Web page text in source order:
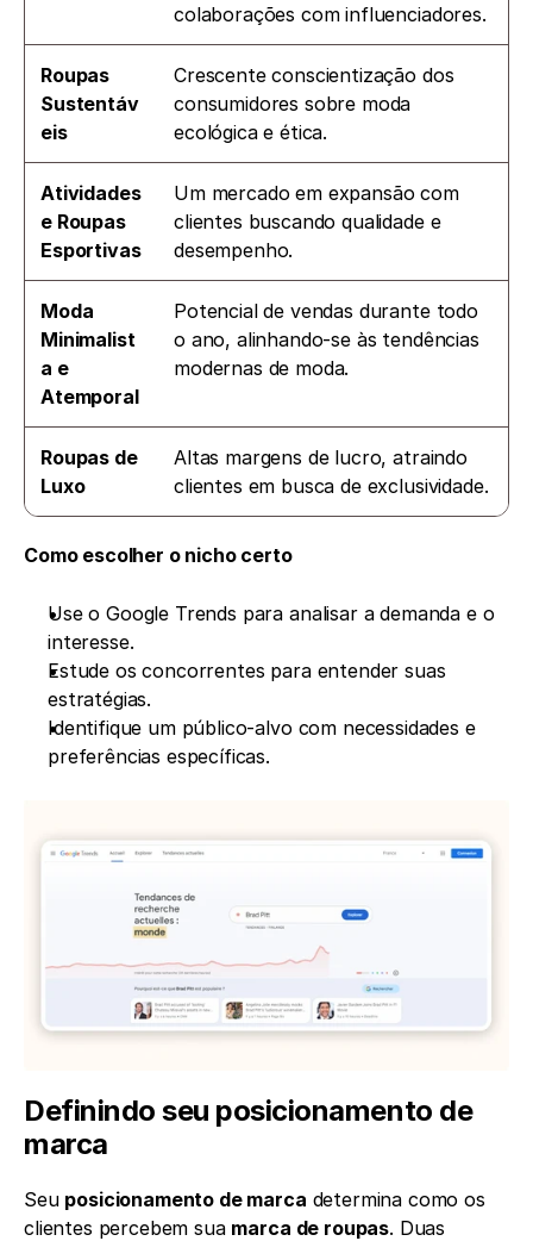
colaborações com influenciadores.
Roupas
Sustentáv
eis
Crescente conscientização dos
consumidores sobre moda
ecológica e ética.
Atividades
e Roupas
Esportivas
Um mercado em expansão com
clientes buscando qualidade e
desempenho.
Moda
Minimalist
a e
Atemporal
Potencial de vendas durante todo
o ano, alinhando-se às tendências
modernas de moda.
Roupas de
Luxo
Altas margens de lucro, atraindo
clientes em busca de exclusividade.
Como escolher o nicho certo
Use o Google Trends para analisar a demanda e o
interesse.
Estude os concorrentes para entender suas
estratégias.
Identifique um público-alvo com necessidades e
preferências específicas.
Definindo seu posicionamento de
marca
Seu posicionamento de marca determina como os
clientes percebem sua marca de roupas. Duas